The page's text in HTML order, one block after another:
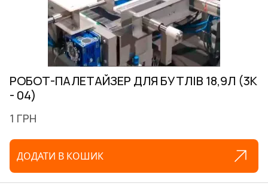
РОБОТ-ПАЛЕТАЙЗЕР ДЛЯ БУТЛІВ 18,9Л (3K
- 04)
1 ГРН
ДОДАТИ В КОШИК